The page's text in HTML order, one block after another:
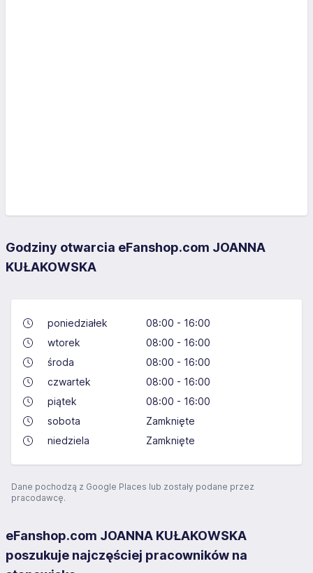
Godziny otwarcia eFanshop.com JOANNA
KUŁAKOWSKA
poniedziałek
08:00 - 16:00
wtorek
08:00 - 16:00
środa
08:00 - 16:00
czwartek
08:00 - 16:00
piątek
08:00 - 16:00
sobota
Zamknięte
niedziela
Zamknięte
Dane pochodzą z Google Places lub zostały podane przez
pracodawcę.
eFanshop.com JOANNA KUŁAKOWSKA
poszukuje najczęściej pracowników na